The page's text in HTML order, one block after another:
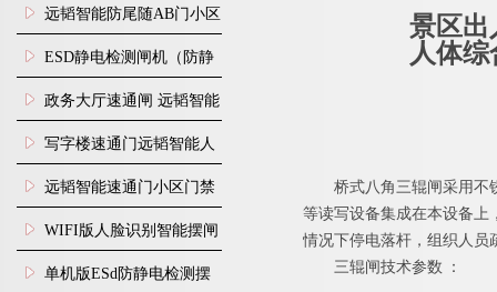
机
远韬智能防尾随AB门小区
门禁闸机安装
​ESD静电检测闸机（防静
电门禁通道系统）
政务大厅速通闸 远韬智能
防尾随静音速通门
写字楼速通门远韬智能人
脸识别快速通道闸
远韬智能速通门小区门禁
闸机食堂消费摆闸
WIFI版人脸识别智能摆闸
机
单机版ESd防静电检测摆
景区出
人体综
桥式八角三辊闸采用不
等读写设备集成在本设备上
情况下停电落杆，组织人员
三辊闸技术参数 ：